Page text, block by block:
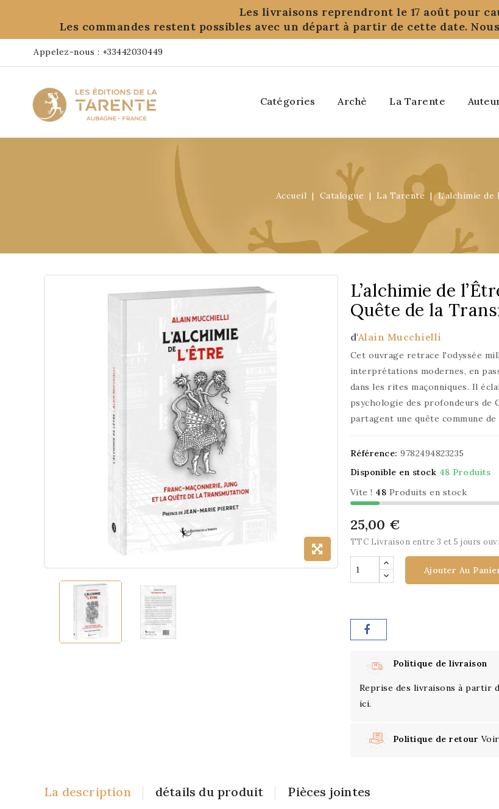
Les livraisons reprendront le 17 août pour
Les commandes restent possibles avec un départ à partir de cette date.
Appelez-nous : +33442030449
Catégories Archè La Tarente
Accueil Catalogue La Tarente L’alchimie
L’alchimie de
Quête de la
d'Alain Mucchielli
Cet ouvrage retrace l'odyssée
interprétations modernes, en
dans les rites maçonniques. Il
psychologie des profondeurs de
partagent une quête commune
Référence: 9782494823235
Disponible en stock 48 Produits
Vite ! 48 Produits en stock
25,00 €
TTC Livraison entre 3 et 5 jours
Ajouter Au
Politique de livraison
Reprise des livraisons à partir
ici.
Politique de retour
La description détails du produit Pièces jointes